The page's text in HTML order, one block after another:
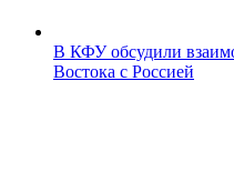
В КФУ обсудили
Востока с Россией